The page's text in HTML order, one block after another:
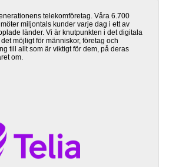
telekomföretag. Våra 6.700
miljontals kunder varje dag i ett av
länder. Vi är knutpunkten i det digitala
möjligt för människor, företag och
till allt som är viktigt för dem, på deras
om.